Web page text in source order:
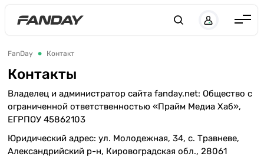
Германия
Италия
Франция
Украина
FanDay Контакт
Контакты
Владелец и администратор сайта fanday.net: Общество с
ограниченной ответственностью «Прайм Медиа Хаб»,
ЕГРПОУ 45862103
Юридический адрес: ул. Молодежная, 34, с. Травневе,
Александрийский р-н, Кировоградская обл., 28061